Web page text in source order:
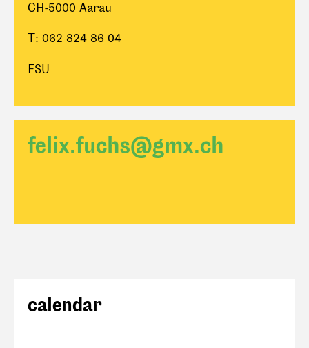
CH-5000 Aarau
T: 062 824 86 04
FSU
felix.fuchs@gmx.ch
calendar